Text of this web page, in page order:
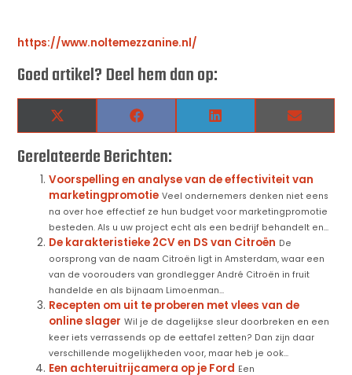
https://www.noltemezzanine.nl/
Goed artikel? Deel hem dan op:
X
(Twitter)
Facebook LinkedIn Email
Gerelateerde Berichten:
Voorspelling en analyse van de effectiviteit van
marketingpromotie Veel ondernemers denken niet eens
na over hoe effectief ze hun budget voor marketingpromotie
besteden. Als u uw project echt als een bedrijf behandelt en...
De karakteristieke 2CV en DS van Citroën De
oorsprong van de naam Citroën ligt in Amsterdam, waar een
van de voorouders van grondlegger André Citroën in fruit
handelde en als bijnaam Limoenman...
Recepten om uit te proberen met vlees van de
online slager Wil je de dagelijkse sleur doorbreken en een
keer iets verrassends op de eettafel zetten? Dan zijn daar
verschillende mogelijkheden voor, maar heb je ook...
Een achteruitrijcamera op je Ford Een